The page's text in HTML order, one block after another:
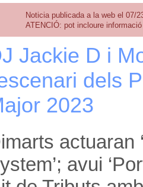
Noticia publicada a la web el 07/
ATENCIÓ: pot incloure
Jackie D i
dels
2023
actuaran
avui